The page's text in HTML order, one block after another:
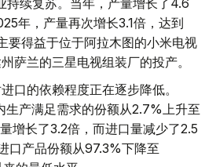
年，产量再次增长3.1倍，达到
要得益于位于阿拉木图的小米电视
萨兰的三星电视组装厂的投产。
口的依赖程度正在逐步降低。
生产满足需求的份额从2.7%上升至
增长了3.2倍，而进口量减少了2.5
口产品份额从97.3%下降至